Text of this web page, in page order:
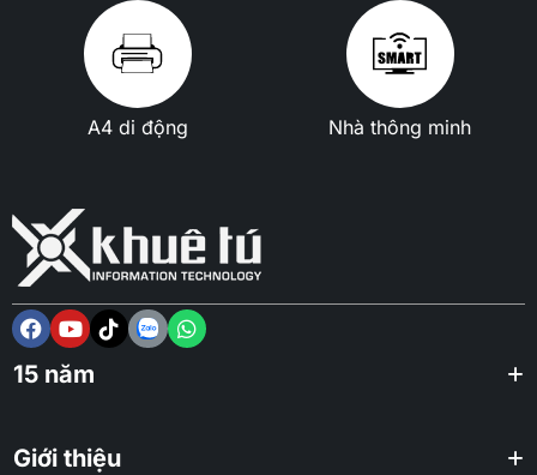
A4 di động Nhà thông minh
15 năm
Giới thiệu